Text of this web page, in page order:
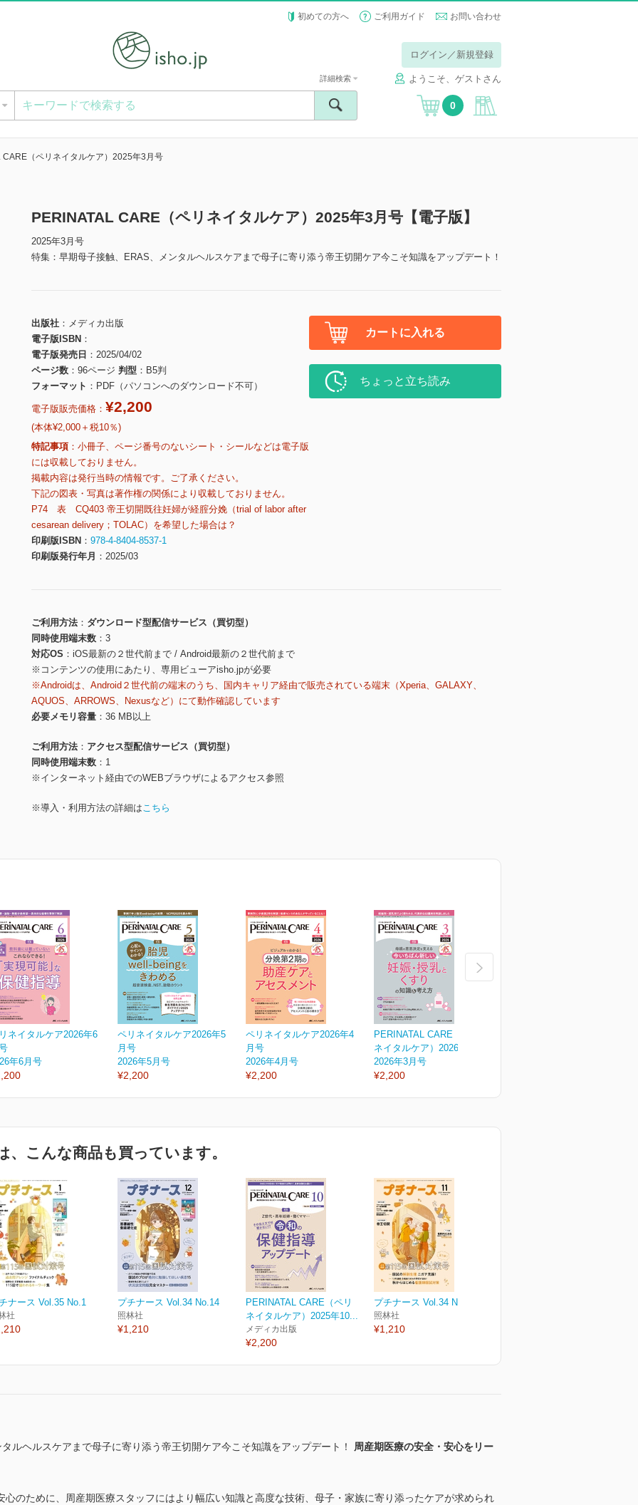
初めての方へ ご利用ガイド お問い合わせ
ログイン／新規登録
ようこそ、ゲストさん
詳細検索
0
CARE（ペリネイタルケア）2025年3月号
PERINATAL CARE（ペリネイタルケア）2025年3月号【電子版】
2025年3月号
特集：早期母子接触、ERAS、メンタルヘルスケアまで母子に寄り添う帝王切開ケア今こそ知識をアップデート！
出版社
メディカ出版
電子版ISBN
電子版発売日
2025/04/02
ページ数
96ページ 判型
B5判
フォーマット
PDF（パソコンへのダウンロード不可）
電子版販売価格： ¥2,200
(本体¥2,000＋税10％)
特記事項
小冊子、ページ番号のないシート・シールなどは電子版
には収載しておりません。
掲載内容は発行当時の情報です。ご了承ください。
下記の図表・写真は著作権の関係により収載しておりません。
P74 表 CQ403 帝王切開既往妊婦が経腟分娩（trial of labor after
cesarean delivery；TOLAC）を希望した場合は？
印刷版ISBN
978-4-8404-8537-1
印刷版発行年月
2025/03
カートに入れる
ちょっと立ち読み
ご利用方法
ダウンロード型配信サービス（買切型）
同時使用端末数
3
対応OS
iOS最新の２世代前まで / Android最新の２世代前まで
※コンテンツの使用にあたり、専用ビューアisho.jpが必要
※Androidは、Android２世代前の端末のうち、国内キャリア経由で販売されている端末（Xperia、GALAXY、
AQUOS、ARROWS、Nexusなど）にて動作確認しています
必要メモリ容量
36 MB以上
ご利用方法
アクセス型配信サービス（買切型）
同時使用端末数
1
※インターネット経由でのWEBブラウザによるアクセス参照
※導入・利用方法の詳細はこちら
ネイタルケア2026年6
年6月号
ペリネイタルケア2026年5
月号
2026年5月号
¥2,200
ペリネイタルケア2026年4
月号
2026年4月号
¥2,200
PERINATAL CARE（ペリ
ネイタルケア）2026年3...
2026年3月号
¥2,200
、こんな商品も買っています。
ナース Vol.35 No.1
社
プチナース Vol.34 No.14
照林社
¥1,210
PERINATAL CARE（ペリ
ネイタルケア）2025年10...
メディカ出版
¥2,200
プチナース Vol.34 No.12
照林社
¥1,210
ルヘルスケアまで母子に寄り添う帝王切開ケア今こそ知識をアップデート！ 周産期医療の安全・安心をリー
心のために、周産期医療スタッフにはより幅広い知識と高度な技術、母子・家族に寄り添ったケアが求められ